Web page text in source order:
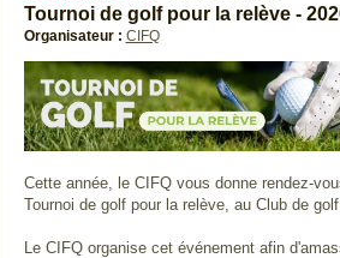
Tournoi de golf pour la relève -
Organisateur : CIFQ
Cette année, le CIFQ vous donne rendez-
Tournoi de golf pour la relève, au Club de
Le CIFQ organise cet événement afin